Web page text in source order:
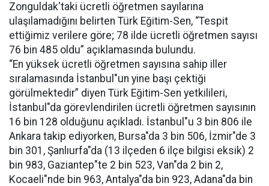
Zonguldak'taki ücretli öğretmen sayılarına
ulaşılamadığını belirten Türk Eğitim-Sen, “Tespit
ettiğimiz verilere göre; 78 ilde ücretli öğretmen sayısı
76 bin 485 oldu” açıklamasında bulundu.
“En yüksek ücretli öğretmen sayısına sahip iller
sıralamasında İstanbul"un yine başı çektiği
görülmektedir” diyen Türk Eğitim-Sen yetkilileri,
İstanbul"da görevlendirilen ücretli öğretmen sayısının
16 bin 128 olduğunu açıkladı. İstanbul"u 3 bin 806 ile
Ankara takip ediyorken, Bursa"da 3 bin 506, İzmir"de 3
bin 301, Şanlıurfa"da (13 ilçeden 6 ilçe bilgisi eksik) 2
bin 983, Gaziantep"te 2 bin 523, Van"da 2 bin 2,
Kocaeli"nde bin 963, Antalya"da bin 923, Adana"da bin